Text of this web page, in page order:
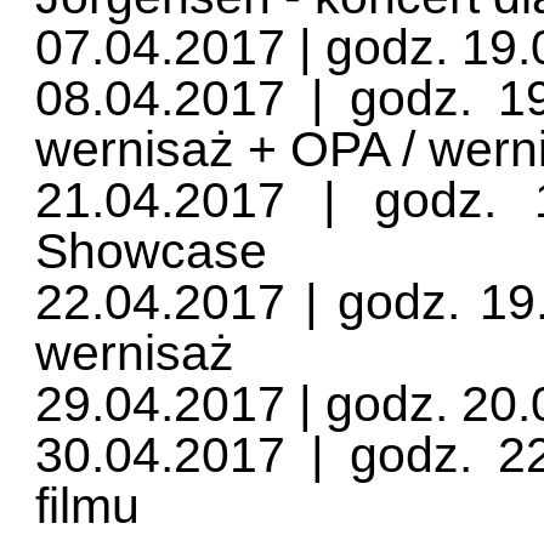
07.04.2017 | godz.
08.04.2017 | godz.
wernisaż + OPA /
21.04.2017 |
Showcase
22.04.2017 | godz.
wernisaż
29.04.2017 | godz.
30.04.2017 | godz.
filmu